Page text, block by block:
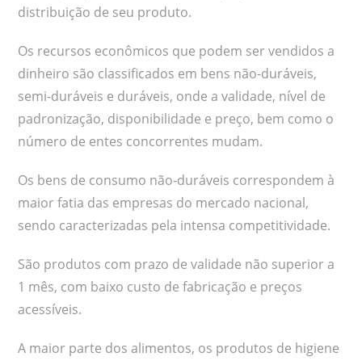
distribuição de seu produto.
Os recursos econômicos que podem ser vendidos a
dinheiro são classificados em bens não-duráveis,
semi-duráveis e duráveis, onde a validade, nível de
padronização, disponibilidade e preço, bem como o
número de entes concorrentes mudam.
Os bens de consumo não-duráveis correspondem à
maior fatia das empresas do mercado nacional,
sendo caracterizadas pela intensa competitividade.
São produtos com prazo de validade não superior a
1 mês, com baixo custo de fabricação e preços
acessíveis.
A maior parte dos alimentos, os produtos de higiene